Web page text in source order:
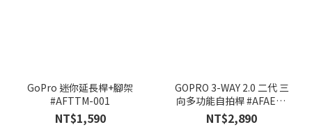
GoPro 迷你延長桿+腳架
#AFTTM-001
NT$1,590
GOPRO 3-WAY 2.0 二代 三
向多功能自拍桿 #AFAEM-
002
NT$2,890